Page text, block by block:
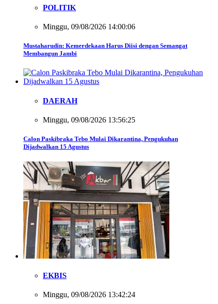
POLITIK
Minggu, 09/08/2026 14:00:06
Mustaharudin: Kemerdekaan Harus Diisi dengan Semangat
Membangun Jambi
DAERAH
Minggu, 09/08/2026 13:56:25
Calon Paskibraka Tebo Mulai Dikarantina, Pengukuhan
Dijadwalkan 15 Agustus
EKBIS
Minggu, 09/08/2026 13:42:24